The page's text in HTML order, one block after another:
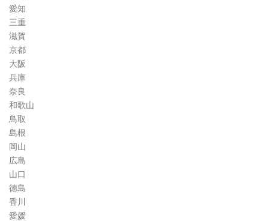
愛知
三重
滋賀
京都
大阪
兵庫
奈良
和歌山
鳥取
島根
岡山
広島
山口
徳島
香川
愛媛